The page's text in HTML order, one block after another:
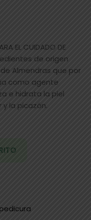
EL CUIDADO DE
de origen
Almendras que por
como agente
e hidrata la piel
y la picazón.